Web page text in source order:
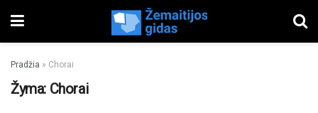
Pradžia » Chorai
Žyma: Chorai